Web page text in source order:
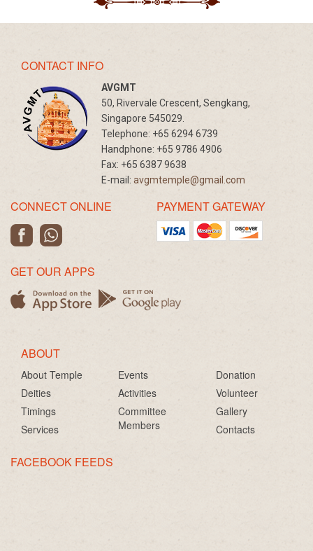
CONTACT INFO
AVGMT
50, Rivervale Crescent, Sengkang,
Singapore 545029.
Telephone: +65 6294 6739
Handphone: +65 9786 4906
Fax: +65 6387 9638
E-mail: avgmtemple@gmail.com
CONNECT ONLINE PAYMENT GATEWAY
GET OUR APPS
ABOUT
About Temple
Deities
Timings
Services
Events
Activities
Committee
Members
Donation
Volunteer
Gallery
Contacts
FACEBOOK FEEDS